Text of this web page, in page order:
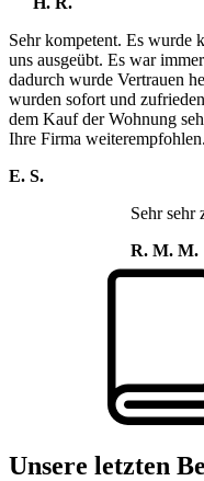
Sehr kompetent. Es wurde
uns ausgeübt. Es war
dadurch wurde Vertrauen
wurden sofort und
dem Kauf der Wohnung
Ihre Firma weiterempfohlen.
E. S.
Sehr sehr
R. M. M.
Unsere letzten